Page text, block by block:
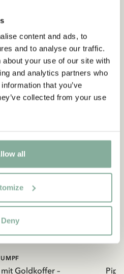
content and ads, to
and to analyse our traffic.
your use of our site with
and analytics partners who
that you’ve
collected from your use
all
Deny
Goldkoffer –
-15%